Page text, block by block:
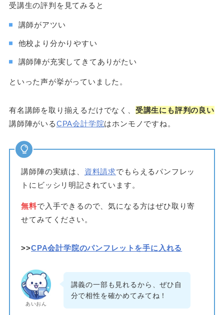
受講生の評判を見てみると
講師がアツい
他校より分かりやすい
講師陣が充実してきてありがたい
といった声が挙がっていました。
有名講師を取り揃えるだけでなく、 受講生にも評判の良い
講師陣がいるCPA会計学院はホンモノですね。
講師陣の実績は、 資料請求でもらえるパンフレッ
トにビッシリ明記されています。
無料で入手できるので、気になる方はぜひ取り寄
せてみてください。
>>CPA会計学院のパンフレットを手に入れる
あいおん
講義の一部も見れるから、ぜひ自
分で相性を確かめてみてね！